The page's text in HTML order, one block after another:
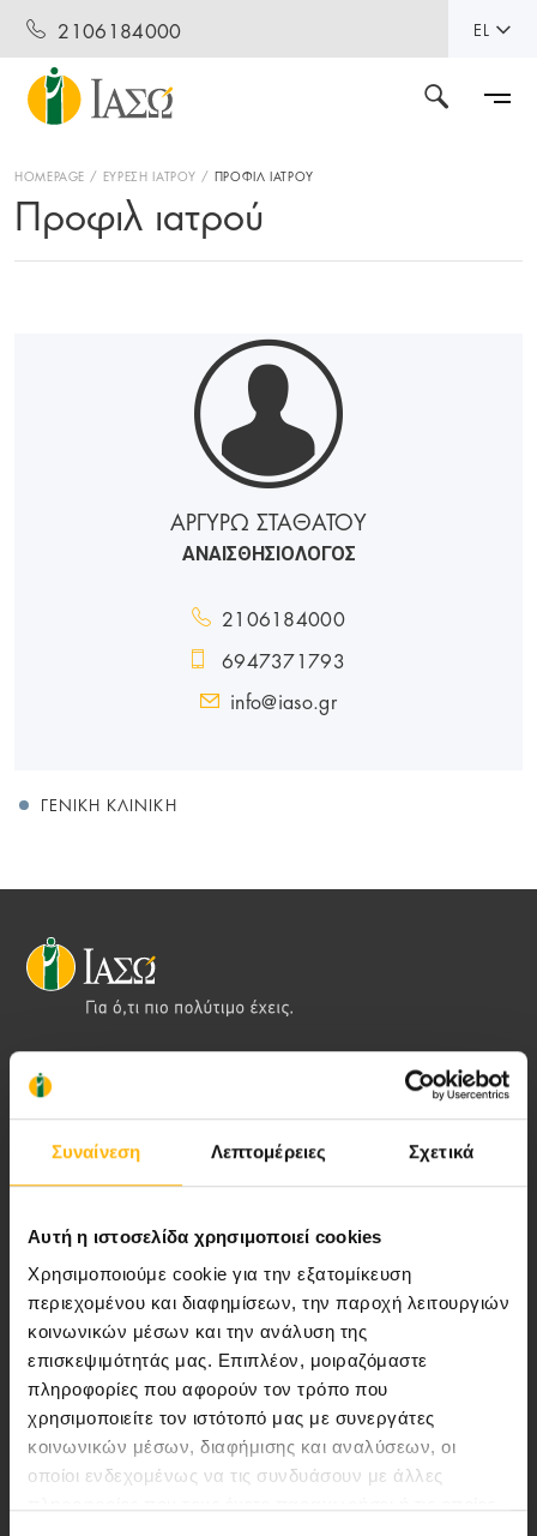
Συναίνεση Λεπτομέρειες Σχετικά
Αυτή η ιστοσελίδα χρησιμοποιεί cookies
Χρησιμοποιούμε cookie για την εξατομίκευση
περιεχομένου και διαφημίσεων, την παροχή λειτουργιών
κοινωνικών μέσων και την ανάλυση της
επισκεψιμότητάς μας. Επιπλέον, μοιραζόμαστε
πληροφορίες που αφορούν τον τρόπο που
χρησιμοποιείτε τον ιστότοπό μας με συνεργάτες
κοινωνικών μέσων, διαφήμισης και αναλύσεων, οι
οποίοι ενδεχομένως να τις συνδυάσουν με άλλες
2106184000 EL
HOMEPAGE ΕΥΡΕΣΗ ΙΑΤΡΟΥ ΠΡΟΦΙΛ ΙΑΤΡΟΥ
Προφιλ ιατρού
ΑΡΓΥΡΩ ΣΤΑΘΑΤΟΥ
ΑΝΑΙΣΘΗΣΙΟΛΟΓΟΣ
2106184000
6947371793
info@iaso.gr
ΓΕΝΙΚΉ ΚΛΙΝΙΚΉ
Αποστολή μας να παρέχουμε υψηλής
ποιότητας ολοκληρωμένες υπηρεσίες
Περιοχή Ιατρών
Εκδηλώσεις
151 23 Μαρούσι, Αθήνα Τηλ. Κέντρο: 210 61 84 000
Email:info@iaso.gr
Επικοινωνία